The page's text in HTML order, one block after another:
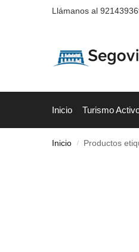
Llámanos al
Inicio Turismo
Inicio / Productos